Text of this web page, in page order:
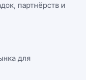
партнёрств и
для